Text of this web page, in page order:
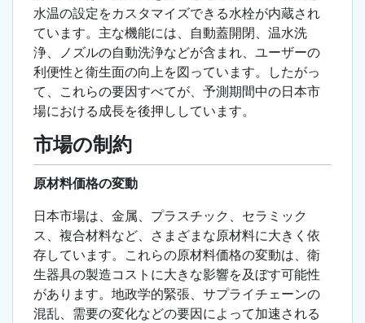
水温の設定をカスタマイズできる水栓が内蔵され
ています。主な機能には、自動蓋開閉、温水洗
浄、ノズルの自動洗浄などが含まれ、ユーザーの
利便性と衛生面の向上を図っています。したがっ
て、これらの要因すべてが、予測期間中の日本市
場における成長を後押ししています。
市場の制約
原材料価格の変動
日本市場は、金属、プラスチック、セラミック
ス、複合材料など、さまざまな原材料に大きく依
存しています。これらの原材料価格の変動は、衛
生器具の製造コストに大きな影響を及ぼす可能性
があります。地政学的緊張、サプライチェーンの
混乱、需要の変化などの要因によって加速される